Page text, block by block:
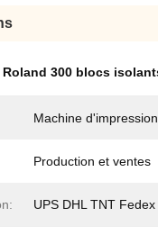
Roland 300 blocs
Machine
Production et ventes
UPS DHL TNT Fedex